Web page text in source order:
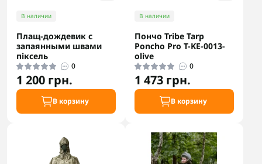
В наличии
Плащ-дождевик с
запаянными швами
піксель
0
1 200 грн.
В корзину
В наличии
Пончо Tribe Tarp
Poncho Pro T-KE-0013-
olive
0
1 473 грн.
В корзину